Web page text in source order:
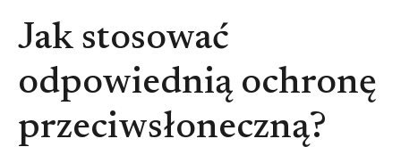
Jak stosować
odpowiednią ochronę
przeciwsłoneczną?